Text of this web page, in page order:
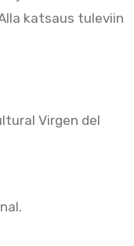
katsaus tuleviin
Virgen del